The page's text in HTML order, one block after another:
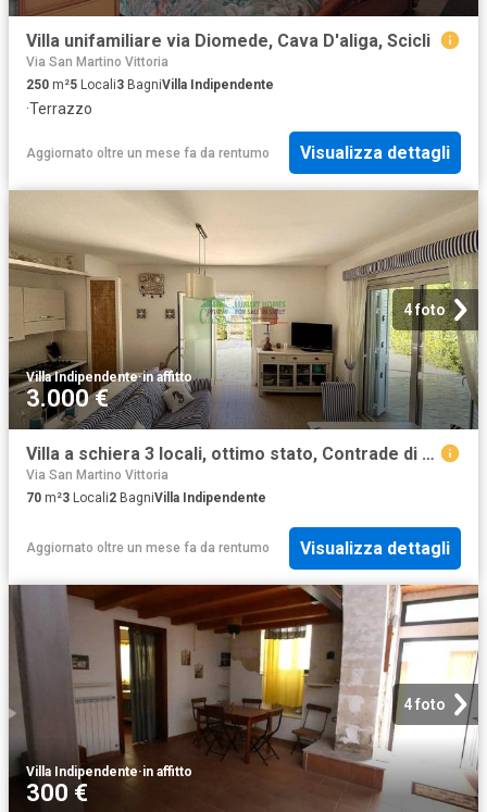
Villa unifamiliare via Diomede, Cava D'aliga, Scicli
Via San Martino Vittoria
250 m²5 Locali3 BagniVilla Indipendente
·Terrazzo
Aggiornato oltre un mese fa da rentumo Visualizza dettagli
4 foto
Villa Indipendente·in affitto
3.000 €
Villa a schiera 3 locali, ottimo stato, Contrade di Marina di Ragusa, Ragusa
Via San Martino Vittoria
70 m²3 Locali2 BagniVilla Indipendente
Aggiornato oltre un mese fa da rentumo Visualizza dettagli
4 foto
Villa Indipendente·in affitto
300 €